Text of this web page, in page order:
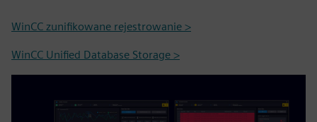
WinCC zunifikowane rejestrowanie >
WinCC Unified Database Storage >